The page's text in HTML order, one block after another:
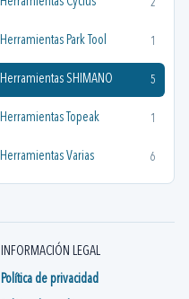
2
Herramientas Park Tool 1
Herramientas SHIMANO 5
Herramientas Topeak 1
Herramientas Varias 6
INFORMACIÓN LEGAL
Política de privacidad